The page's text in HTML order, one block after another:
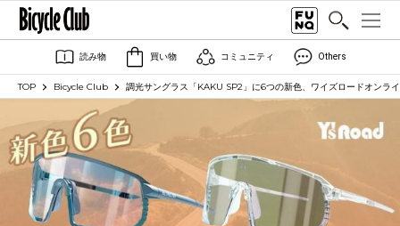
読み物 買い物 コミュニティ Others
TOP Bicycle Club 調光サングラス「KAKU SP2」に6つの新色、ワイズロードオンラ